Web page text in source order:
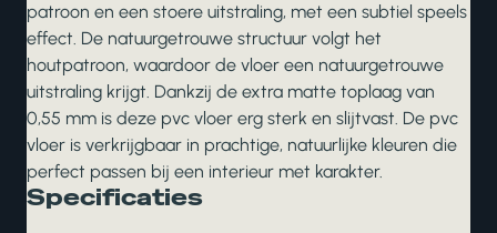
patroon en een stoere uitstraling, met een subtiel speels
effect. De natuurgetrouwe structuur volgt het
houtpatroon, waardoor de vloer een natuurgetrouwe
uitstraling krijgt. Dankzij de extra matte toplaag van
0,55 mm is deze pvc vloer erg sterk en slijtvast. De pvc
vloer is verkrijgbaar in prachtige, natuurlijke kleuren die
perfect passen bij een interieur met karakter.
Specificaties